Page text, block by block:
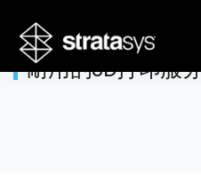
耐用的3D打印服